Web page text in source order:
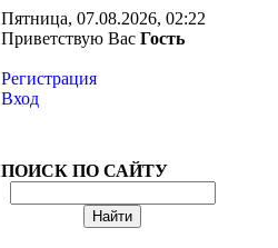
Пятница, 07.08.2026, 02:22
Приветствую Вас Гость
Регистрация
Вход
ПОИСК ПО САЙТУ